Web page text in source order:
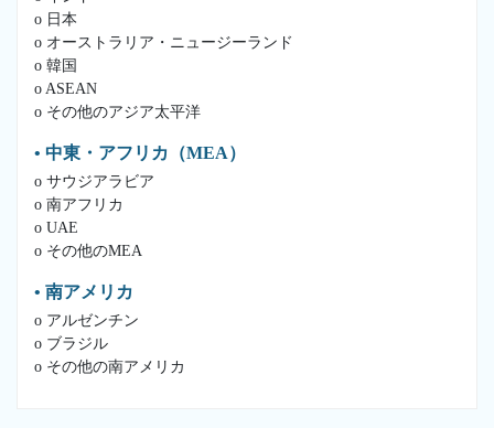
o 日本
o オーストラリア・ニュージーランド
o 韓国
o ASEAN
o その他のアジア太平洋
• 中東・アフリカ（MEA）
o サウジアラビア
o 南アフリカ
o UAE
o その他のMEA
• 南アメリカ
o アルゼンチン
o ブラジル
o その他の南アメリカ